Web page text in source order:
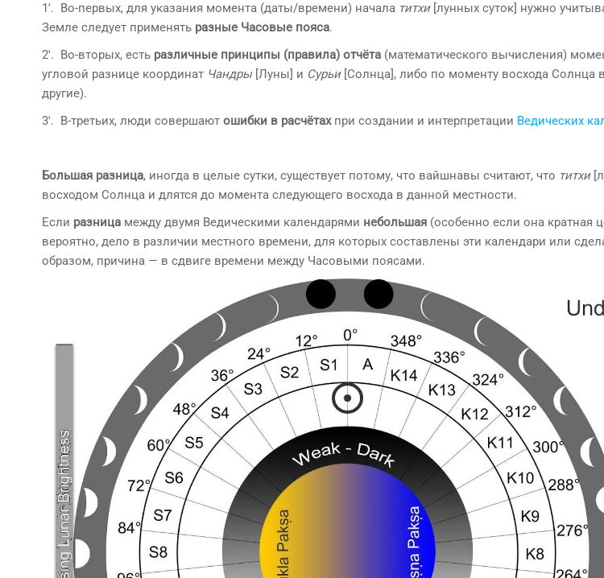
1′. Во-первых, для указания момента (даты/времени) начала титхи[лунных суток] нужно
Земле следует применять разные Часовые пояса.
2′. Во-вторых, есть различные принципы (правила) отчёта (математического вычисления)
угловой разнице координат Чандры[Луны] и Сурьи[Солнца], либо по моменту восхода Солнца
другие).
3′. В-третьих, люди совершают ошибки в расчётахпри создании и интерпретации Ведических
Большая разница, иногда в целые сутки, существует потому, что вайшнавы считают, что титхи
восходом Солнца и длятся до момента следующего восхода в данной местности.
Если разница между двумя Ведическими календарями небольшая (особенно если она кратная
вероятно, дело в различии местного времени, для которых составлены эти календари или
образом, причина — в сдвиге времени между Часовыми поясами.